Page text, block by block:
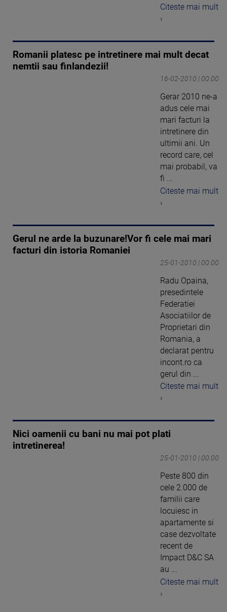
Citeste mai mult
›
Romanii platesc pe intretinere mai mult decat
nemtii sau finlandezii!
16-02-2010 | 00:00
Gerar 2010 ne-a
adus cele mai
mari facturi la
intretinere din
ultimii ani. Un
record care, cel
mai probabil, va
fi ...
Citeste mai mult
›
Gerul ne arde la buzunare!Vor fi cele mai mari
facturi din istoria Romaniei
25-01-2010 | 00:00
Radu Opaina,
presedintele
Federatiei
Asociatiilor de
Proprietari din
Romania, a
declarat pentru
incont.ro ca
gerul din ...
Citeste mai mult
›
Nici oamenii cu bani nu mai pot plati
intretinerea!
25-01-2010 | 00:00
Peste 800 din
cele 2.000 de
familii care
locuiesc in
apartamente si
case dezvoltate
recent de
Impact D&C SA
au ...
Citeste mai mult
›